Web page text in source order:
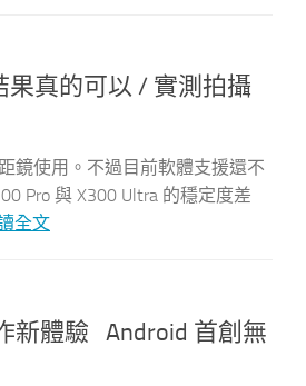
果真的可以 / 實測拍攝
鏡使用。不過目前軟體支援還不
Pro 與 X300 Ultra 的穩定度差
全文
新體驗 Android 首創無